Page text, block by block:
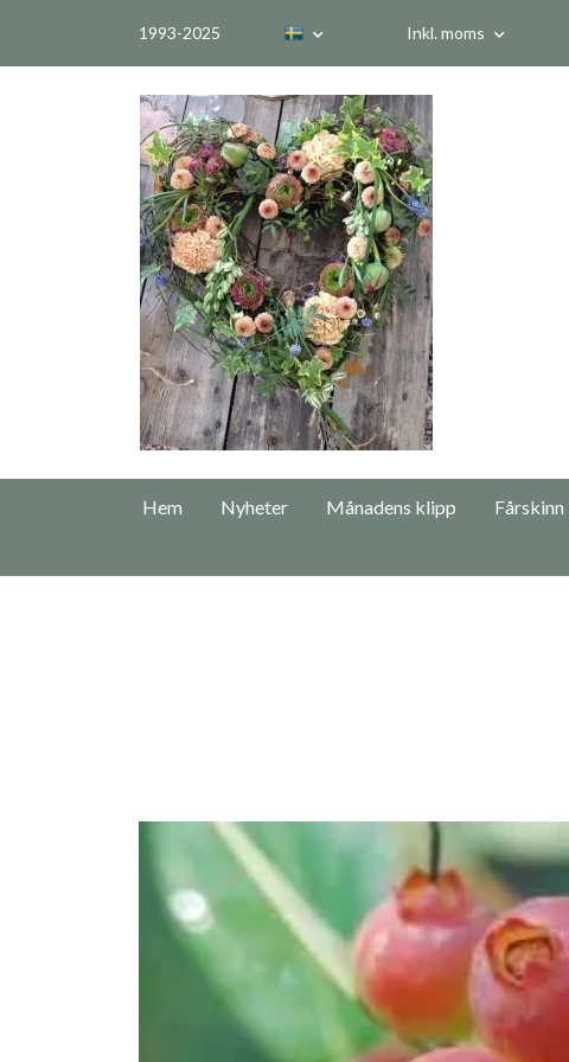
1993-2025 Inkl. moms
Hem Nyheter Månadens klipp Fårskinn